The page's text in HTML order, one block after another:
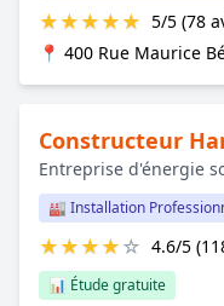
★★★★★ 5/5 (78
📍 400 Rue Maurice
Constructeur
Entreprise d'énergie
🏭 Installation
★★★★☆ 4.6/5
📊 Étude gratuite